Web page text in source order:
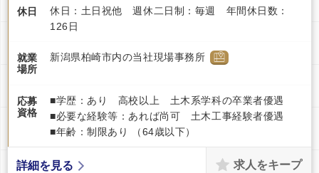
休日
休日：土日祝他 週休二日制：毎週 年間休日数：
126日
就業
場所
新潟県柏崎市内の当社現場事務所
応募
資格
■学歴：あり 高校以上 土木系学科の卒業者優遇
■必要な経験等：あれば尚可 土木工事経験者優遇
■年齢：制限あり （64歳以下）
詳細を見る 求人をキープ